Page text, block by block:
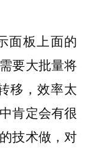
面板上面的
需要大批量将
移，效率太
肯定会有很
的技术做，对